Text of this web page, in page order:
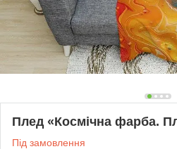
Плед «Космічна фарба.
Під замовлення